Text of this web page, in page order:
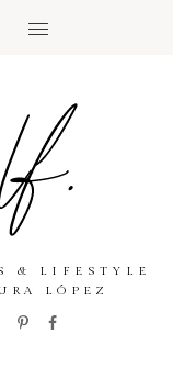
& LIFESTYLE
LÓPEZ